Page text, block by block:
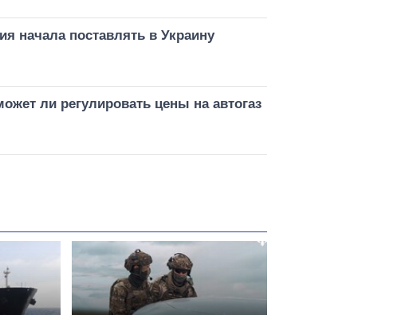
начала поставлять в Украину
ли регулировать цены на автогаз